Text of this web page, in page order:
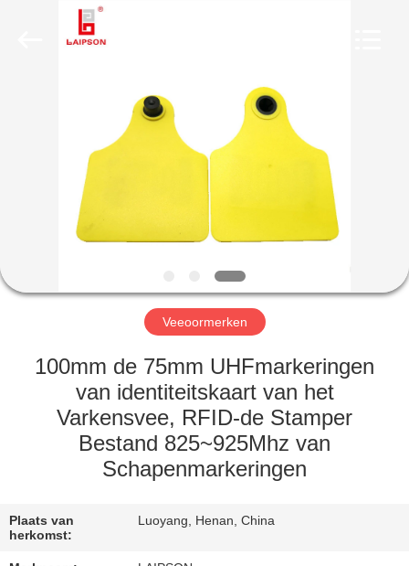
PRODUCTEN
ONGEVEER
FABRIEKSREIS
KWALITEITSCONTROLE
CONTACTEER
VERZOEK
Veeoormerken
100mm de 75mm UHFmarkeringen
van identiteitskaart van het
Varkensvee, RFID-de Stamper
Bestand 825~925Mhz van
Schapenmarkeringen
Plaats van
herkomst:
Luoyang, Henan, China